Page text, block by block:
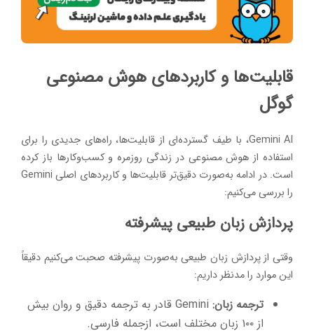
قابلیت‌ها و کاربردهای هوش مصنوعی
گوگل
Gemini AI، با طیف گسترده‌ای از قابلیت‌ها، راه‌های جدیدی را برای
استفاده از هوش مصنوعی در زندگی روزمره و کسب‌وکارها باز کرده
است. در ادامه به‌صورت دقیق‌تر قابلیت‌ها و کاربردهای اصلی Gemini
را بررسی می‌کنیم:
پردازش زبان طبیعی پیشرفته
وقتی از پردازش زبان طبیعی به‌صورت پیشرفته صحبت می‌کنیم دقیقاً
این موارد را مدنظر داریم:
ترجمه زبان:
Gemini قادر به ترجمه دقیق و روان بیش
از ۱۰۰ زبان مختلف است، ازجمله فارسی.